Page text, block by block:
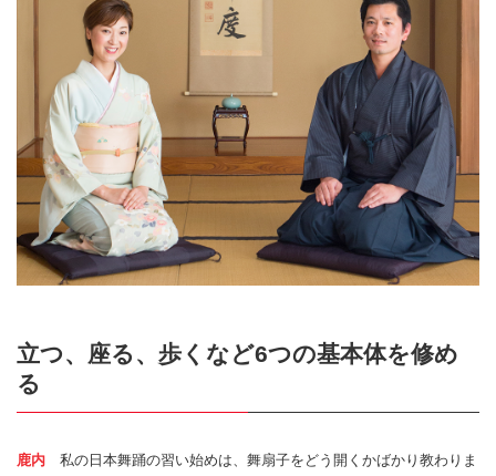
立つ、座る、歩くなど6つの基本体を修め
る
鹿内 私の日本舞踊の習い始めは、舞扇子をどう開くかばかり教わりま